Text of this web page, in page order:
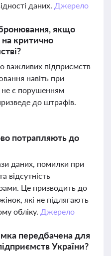
даних. Джерело
якщо
критично
важливих підприємств
навіть при
не є порушенням
до штрафів.
потрапляють до
даних, помилки при
відсутність
Це призводить до
які не підлягають
обліку. Джерело
передбачена для
України?